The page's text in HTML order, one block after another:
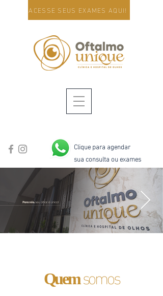
Clique para agendar
sua consulta ou exames
ACESSE SEUS EXAMES AQUI!
Quemsomos